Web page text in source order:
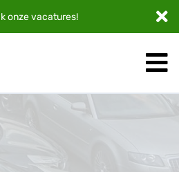
onzevacatures!